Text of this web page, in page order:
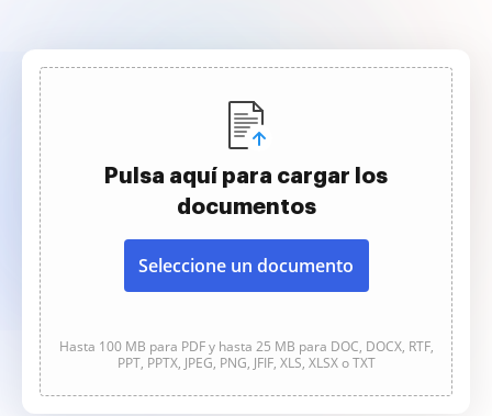
Pulsa aquí para cargar los
documentos
Seleccione un documento
Hasta 100 MB para PDF y hasta 25 MB para DOC, DOCX, RTF,
PPT, PPTX, JPEG, PNG, JFIF, XLS, XLSX o TXT